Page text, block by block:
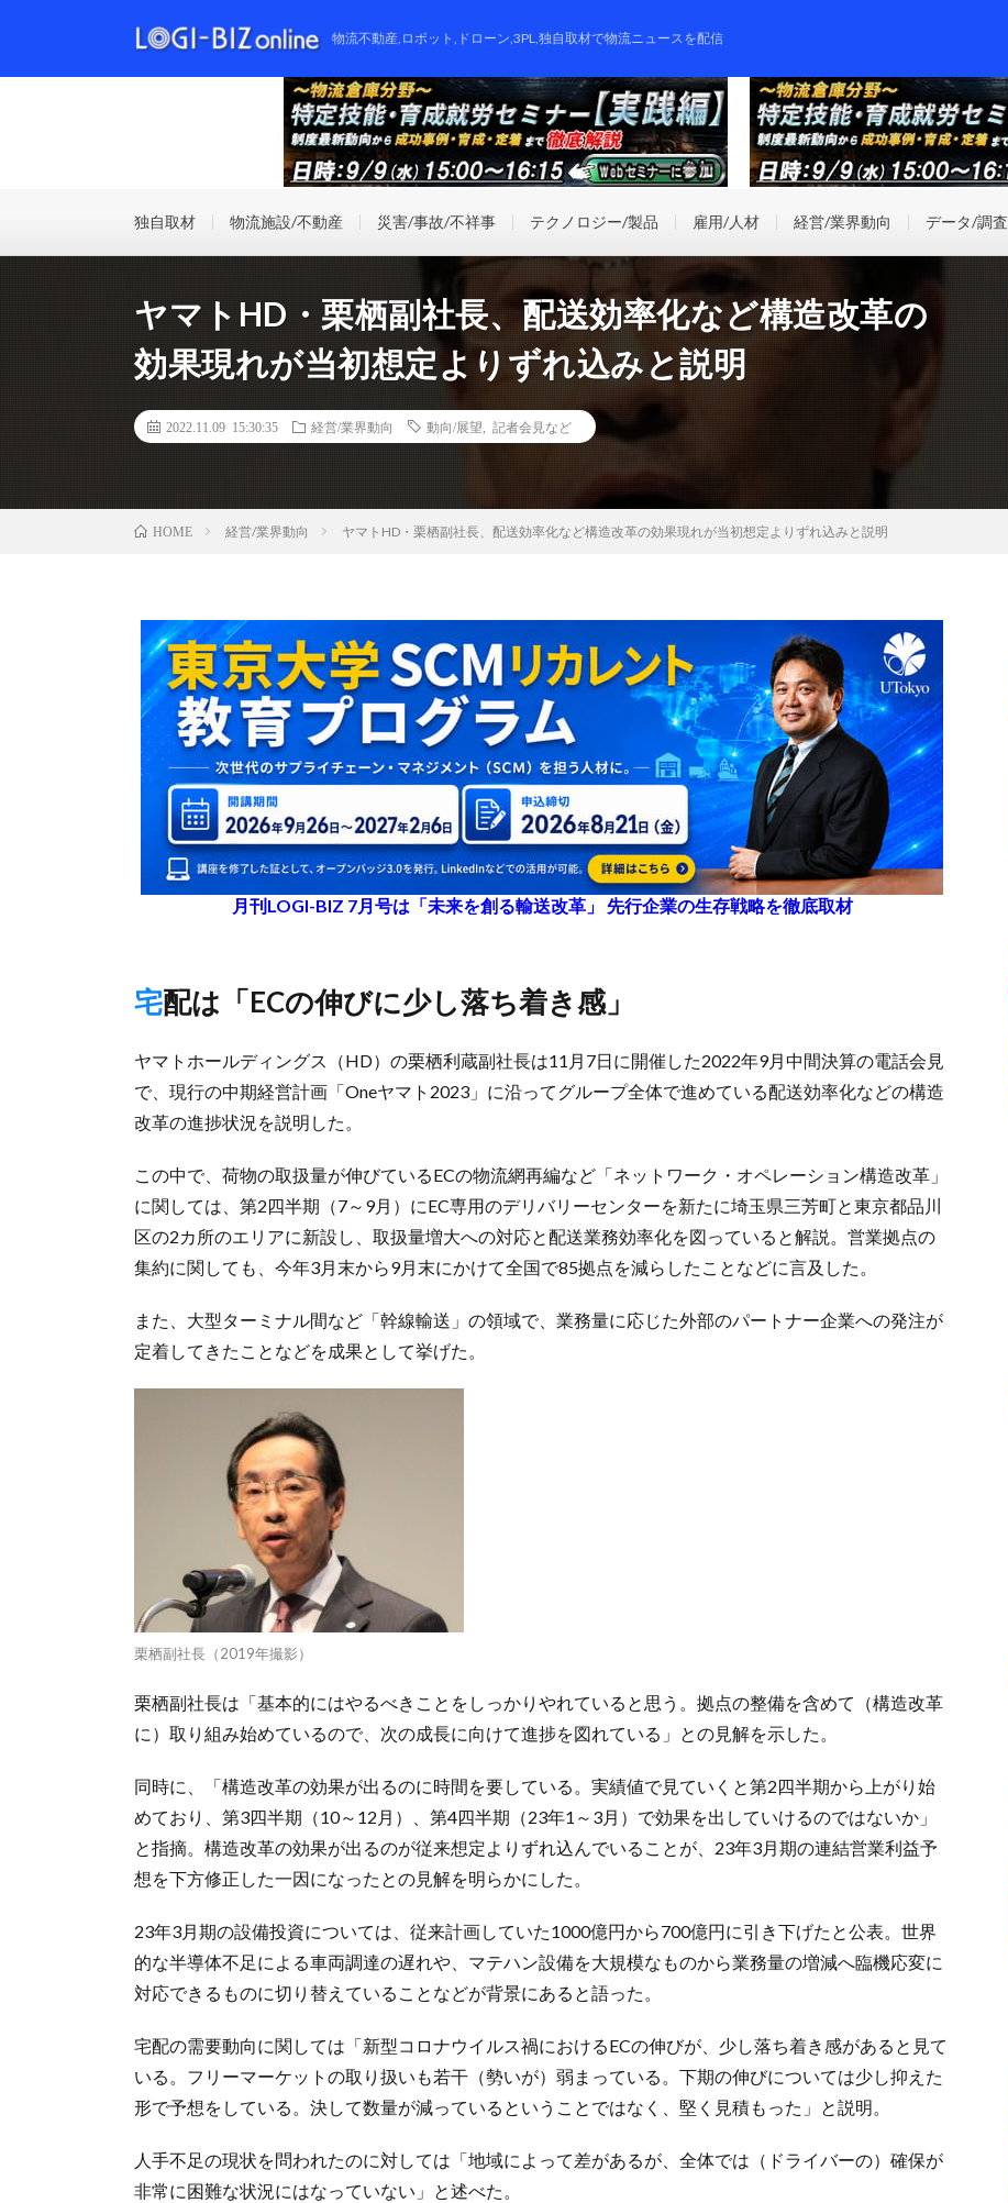
物流不動産,ロボット,ドローン,3PL,独自取材で物流ニュースを配信
独自取材 物流施設/不動産 災害/事故/不祥事 テクノロジー/製品 雇用/人材 経営/業界動向 データ/調査
ヤマトHD・栗栖副社長、配送効率化など構造改革の
効果現れが当初想定よりずれ込みと説明
2022.11.09 15:30:35 経営/業界動向 動向/展望 記者会見など
HOME 経営/業界動向 ヤマトHD・栗栖副社長、配送効率化など構造改革の効果現れが当初想定よりずれ込みと説明
月刊LOGI-BIZ 7月号は「未来を創る輸送改革」 先行企業の生存戦略を徹底取材
宅配は「ECの伸びに少し落ち着き感」
ヤマトホールディングス（HD）の栗栖利蔵副社長は11月7日に開催した2022年9月中間決算の電話会見
で、現行の中期経営計画「Oneヤマト2023」に沿ってグループ全体で進めている配送効率化などの構造
改革の進捗状況を説明した。
この中で、荷物の取扱量が伸びているECの物流網再編など「ネットワーク・オペレーション構造改革」
に関しては、第2四半期（7～9月）にEC専用のデリバリーセンターを新たに埼玉県三芳町と東京都品川
区の2カ所のエリアに新設し、取扱量増大への対応と配送業務効率化を図っていると解説。営業拠点の
集約に関しても、今年3月末から9月末にかけて全国で85拠点を減らしたことなどに言及した。
また、大型ターミナル間など「幹線輸送」の領域で、業務量に応じた外部のパートナー企業への発注が
定着してきたことなどを成果として挙げた。
栗栖副社長（2019年撮影）
栗栖副社長は「基本的にはやるべきことをしっかりやれていると思う。拠点の整備を含めて（構造改革
に）取り組み始めているので、次の成長に向けて進捗を図れている」との見解を示した。
同時に、「構造改革の効果が出るのに時間を要している。実績値で見ていくと第2四半期から上がり始
めており、第3四半期（10～12月）、第4四半期（23年1～3月）で効果を出していけるのではないか」
と指摘。構造改革の効果が出るのが従来想定よりずれ込んでいることが、23年3月期の連結営業利益予
想を下方修正した一因になったとの見解を明らかにした。
23年3月期の設備投資については、従来計画していた1000億円から700億円に引き下げたと公表。世界
的な半導体不足による車両調達の遅れや、マテハン設備を大規模なものから業務量の増減へ臨機応変に
対応できるものに切り替えていることなどが背景にあると語った。
宅配の需要動向に関しては「新型コロナウイルス禍におけるECの伸びが、少し落ち着き感があると見て
いる。フリーマーケットの取り扱いも若干（勢いが）弱まっている。下期の伸びについては少し抑えた
形で予想をしている。決して数量が減っているということではなく、堅く見積もった」と説明。
人手不足の現状を問われたのに対しては「地域によって差があるが、全体では（ドライバーの）確保が
非常に困難な状況にはなっていない」と述べた。